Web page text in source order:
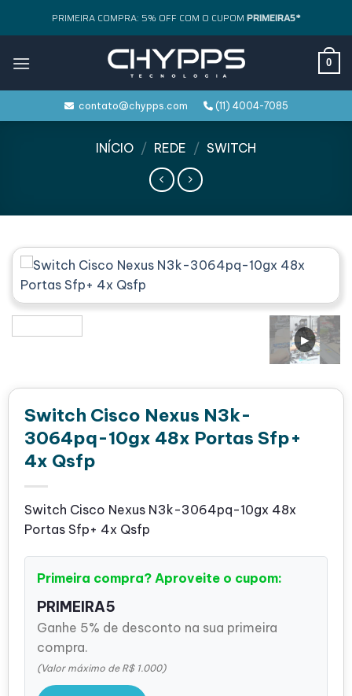
PRIMEIRA COMPRA: 5% OFF COM O CUPOM PRIMEIRA5*
0
contato@chypps.com (11) 4004-7085
INÍCIO / REDE / SWITCH
Switch Cisco Nexus N3k-
3064pq-10gx 48x Portas Sfp+
4x Qsfp
Switch Cisco Nexus N3k-3064pq-10gx 48x
Portas Sfp+ 4x Qsfp
Primeira compra? Aproveite o cupom:
PRIMEIRA5
Ganhe 5% de desconto na sua primeira
compra.
(Valor máximo de R$ 1.000)